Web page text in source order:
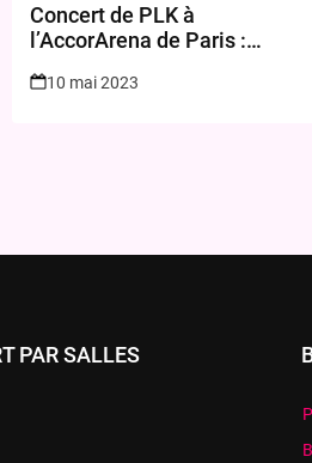
Concert de PLK à
l’AccorArena de Paris :
2023
10 mai 2023
PAR SALLES